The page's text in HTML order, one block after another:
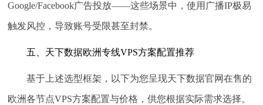
Google/Facebook广告投放——这些场景中，使用广播IP极易
触发风控，导致账号受限甚至封禁。
五、天下数据欧洲专线VPS方案配置推荐
基于上述选型框架，以下为您呈现天下数据官网在售的
欧洲各节点VPS方案配置与价格，供您根据实际需求选择。